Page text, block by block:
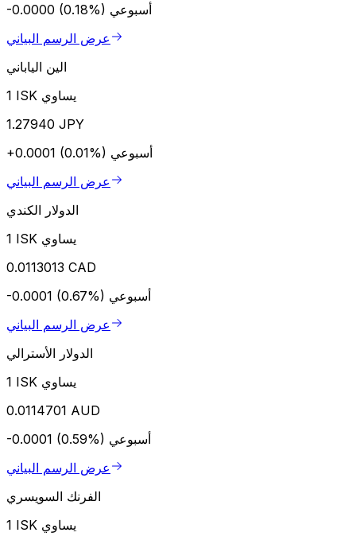
-0.0000 (0.18%) أسبوعي
عرض الرسم البياني
الين الياباني
1 ISK يساوي
1.27940 JPY
+0.0001 (0.01%) أسبوعي
عرض الرسم البياني
الدولار الكندي
1 ISK يساوي
0.0113013 CAD
-0.0001 (0.67%) أسبوعي
عرض الرسم البياني
الدولار الأسترالي
1 ISK يساوي
0.0114701 AUD
-0.0001 (0.59%) أسبوعي
عرض الرسم البياني
الفرنك السويسري
1 ISK يساوي